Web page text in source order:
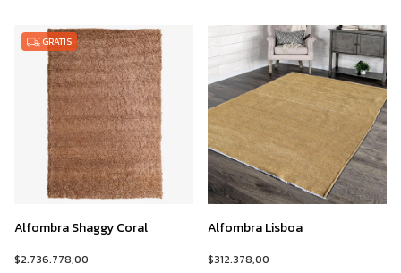
GRATIS
Alfombra Shaggy Coral
$2.736.778,00
Alfombra Lisboa
$312.378,00